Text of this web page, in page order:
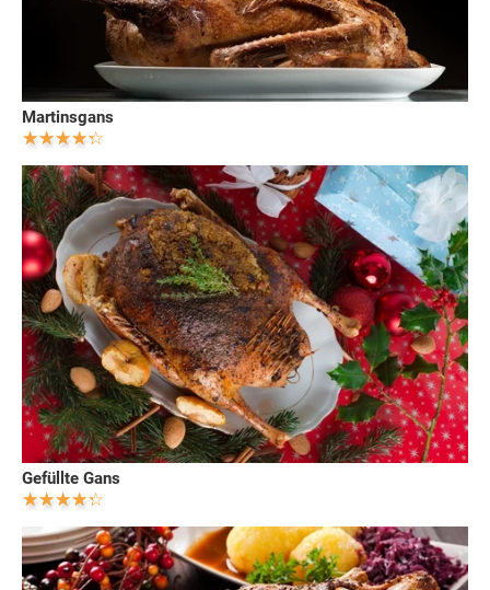
Martinsgans
Gefüllte Gans